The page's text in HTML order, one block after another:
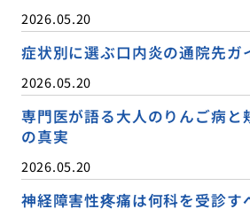
2026.05.20
症状別に選ぶ口内炎の通院先ガ
2026.05.20
専門医が語る大人のりんご病と
の真実
2026.05.20
神経障害性疼痛は何科を受診す